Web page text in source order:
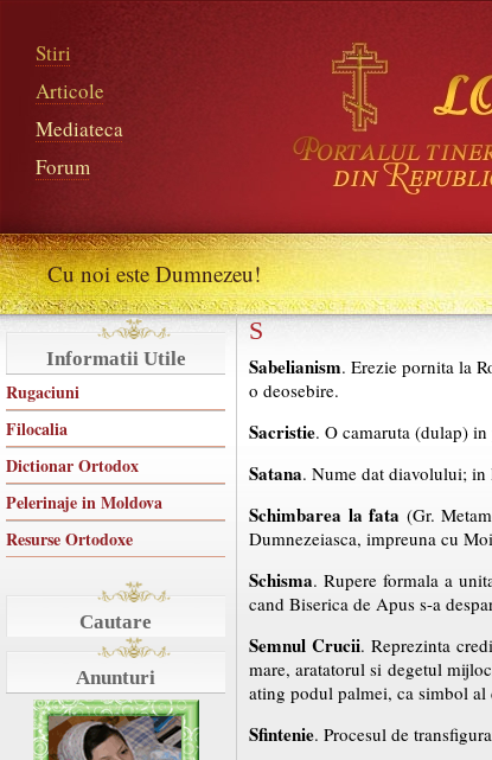
Stiri
Articole
Mediateca
Forum
Cu noi este Dumnezeu!
Informatii Utile
Rugaciuni
Filocalia
Dictionar Ortodox
Pelerinaje in Moldova
Resurse Ortodoxe
Cautare
Anunturi
S
Sabelianism. Erezie pornita la
o deosebire.
Sacristie. O camaruta (dulap) in
Satana. Nume dat diavolului; in
Schimbarea la fata (Gr.
Dumnezeiasca, impreuna cu
Schisma. Rupere formala a
cand Biserica de Apus s-a
Semnul Crucii. Reprezinta
mare, aratatorul si degetul
ating podul palmei, ca simbol
Sfintenie. Procesul de